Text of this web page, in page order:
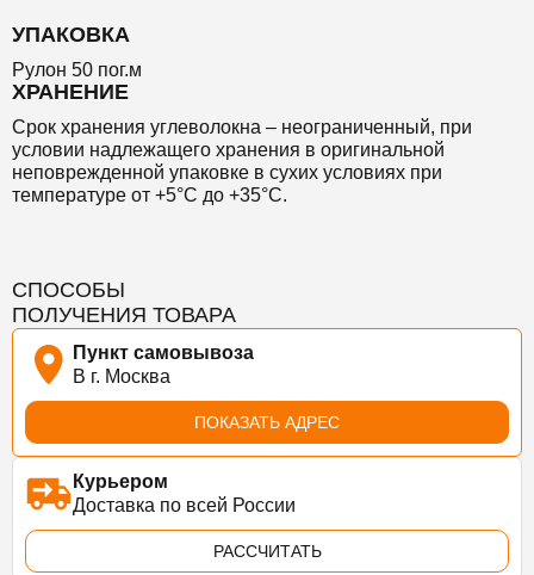
УПАКОВКА
Рулон 50 пог.м
ХРАНЕНИЕ
Срок хранения углеволокна – неограниченный, при
условии надлежащего хранения в оригинальной
неповрежденной упаковке в сухих условиях при
температуре от +5°C до +35°C.
СПОСОБЫ
ПОЛУЧЕНИЯ ТОВАРА
Пункт самовывоза
В г. Москва
ПОКАЗАТЬ АДРЕС
Курьером
Доставка по всей России
РАССЧИТАТЬ